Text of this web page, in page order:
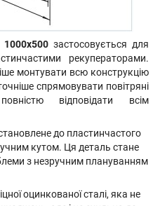
застосовується для
рекуператорами.
монтувати всю конструкцію
спрямовувати повітряні
відповідати всім
до пластинчастого
кутом. Ця деталь стане
з незручним плануванням
оцинкованої сталі, яка не